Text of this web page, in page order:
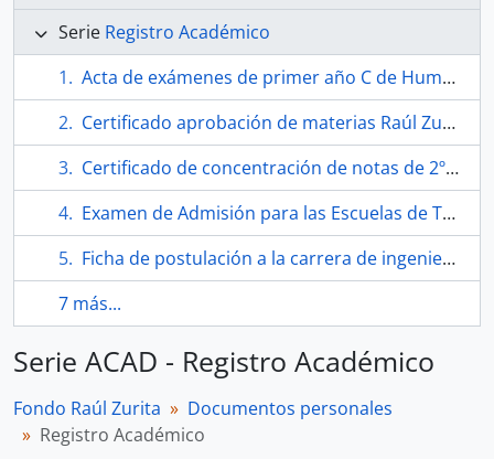
Serie Registro Académico
Acta de exámenes de primer año C de Humanidades del Liceo José Victorino Lastarria
Certificado aprobación de materias Raúl Zurita Canessa 1° y 2° período académico 1967-1973
Certificado de concentración de notas de 2º ciclo de Humanidades
Examen de Admisión para las Escuelas de Técnicos, Constructores Civiles e Ingenieros de la Universidad Técnica F. Santa María
Ficha de postulación a la carrera de ingeniería de Raúl Zurita
7 más...
Serie ACAD - Registro Académico
Fondo Raúl Zurita
Documentos personales
Registro Académico